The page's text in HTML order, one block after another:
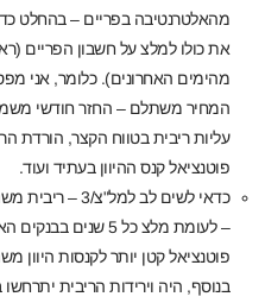
מהאלטרנטיבה בפריים – בהחלט
את כולו למלצ על חשבון הפריים
מהימים האחרונים). כלומר, אני
המחיר משתלם – החזר חודשי
עליות ריבית בטווח הקצר, הורדת
פוטנציאל קנס ההיוון בעתיד ועוד.
– לעומת מלצ כל 5
פוטנציאל קטן יותר לקנסות היוון
בנוסף, היה וירידות הריבית